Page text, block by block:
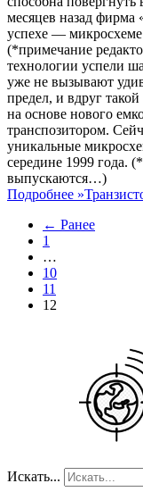
месяцев назад фирма
успехе — микросхеме
(*примечание
технологии успели
уже не вызывают
предел, и вдруг
на основе нового
транспозитором.
уникальные
середине 1999 года.
выпускаются…)
Подробнее »
← Ранее
1
…
10
11
12
Искать...